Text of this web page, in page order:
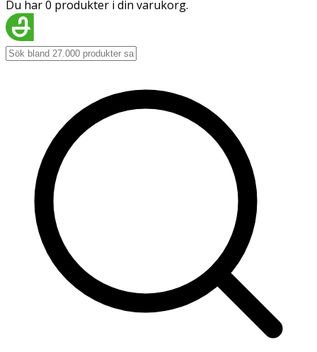
Du har 0 produkter i din varukorg.